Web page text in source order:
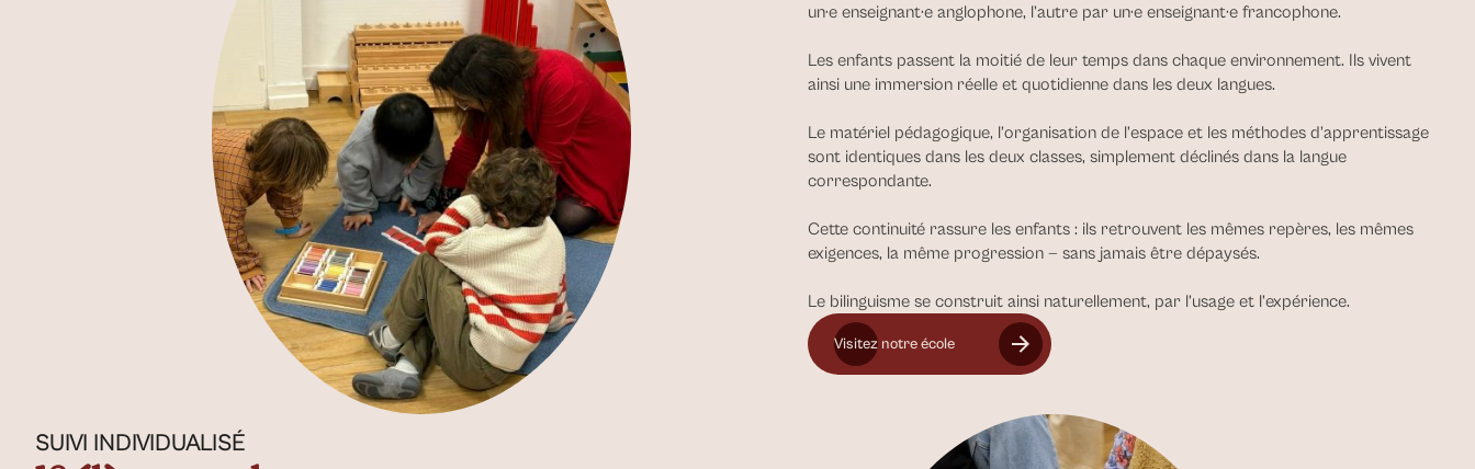
un·e enseignant·e anglophone, l’autre par un·e enseignant·e francophone.
Les enfants passent la moitié de leur temps dans chaque environnement. Ils vivent
ainsi une immersion réelle et quotidienne dans les deux langues.
Le matériel pédagogique, l’organisation de l’espace et les méthodes d’apprentissage
sont identiques dans les deux classes, simplement déclinés dans la langue
correspondante.
Cette continuité rassure les enfants : ils retrouvent les mêmes repères, les mêmes
exigences, la même progression — sans jamais être dépaysés.
Le bilinguisme se construit ainsi naturellement, par l’usage et l’expérience.
Visitez notre école
SUIVI INDIVIDUALISÉ